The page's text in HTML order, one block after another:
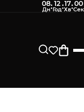
08:12:16:59
нашому магазині